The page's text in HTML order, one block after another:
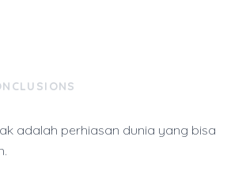
adalah perhiasan dunia yang bisa